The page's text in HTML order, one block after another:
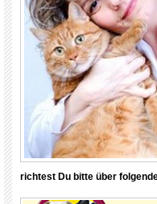
richtest Du bitte über